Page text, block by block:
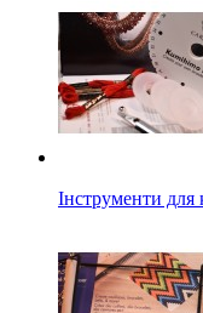
Інструменти для